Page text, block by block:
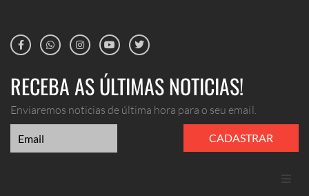
RECEBA AS ÚLTIMAS NOTICIAS!
Enviaremos noticias de última hora para o seu email.
CADASTRAR